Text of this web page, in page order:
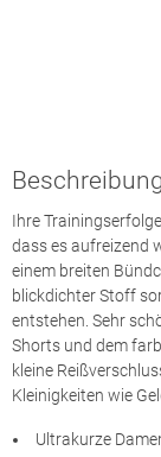
Beschreibung
Ihre
dass es aufreizend
einem breiten
blickdichter Stoff
entstehen. Sehr
Shorts und dem
kleine
Kleinigkeiten wie
Ultrakurze